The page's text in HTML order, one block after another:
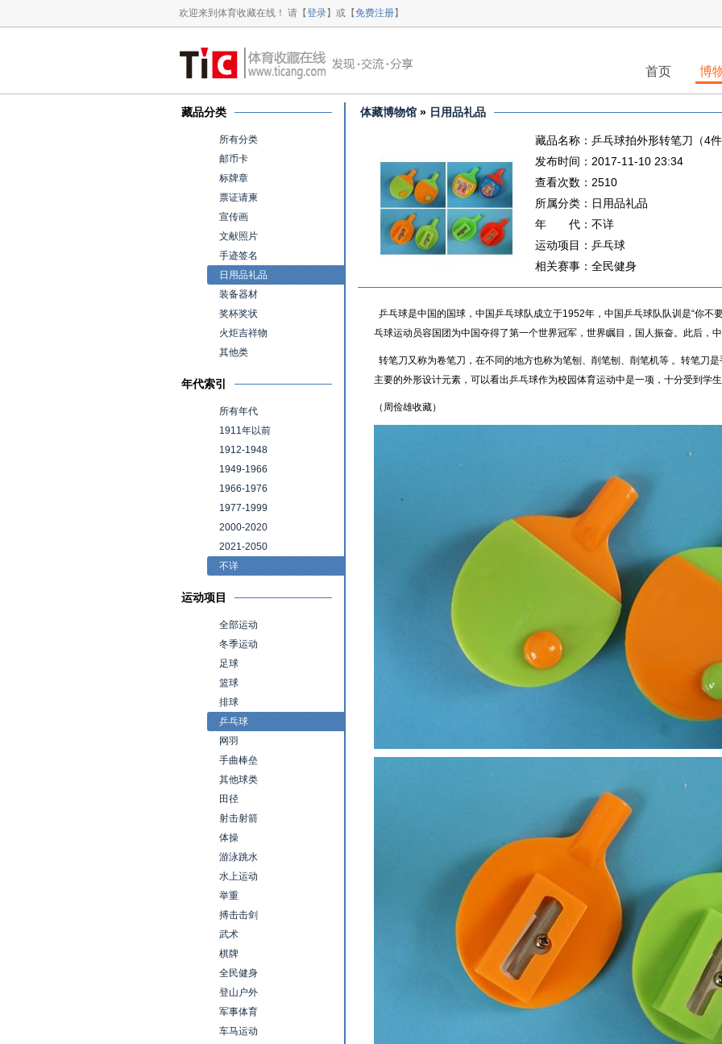
欢迎来到体育收藏在线！ 请【登录】或【免费注册】
首页 博
藏品分类
所有分类
邮币卡
标牌章
票证请柬
宣传画
文献照片
手迹签名
日用品礼品
装备器材
奖杯奖状
火炬吉祥物
其他类
年代索引
所有年代
1911年以前
1912-1948
1949-1966
1966-1976
1977-1999
2000-2020
2021-2050
不详
运动项目
全部运动
冬季运动
足球
篮球
排球
乒乓球
网羽
手曲棒垒
其他球类
田径
射击射箭
体操
游泳跳水
水上运动
举重
搏击击剑
武术
棋牌
全民健身
登山户外
军事体育
车马运动
体藏博物馆 » 日用品礼品
藏品名称：乒乓球拍外形转笔刀（4
发布时间：2017-11-10 23:34
查看次数：2510
所属分类：日用品礼品
年 代：不详
运动项目：乒乓球
相关赛事：全民健身
乒乓球是中国的国球，中国乒乓球队成立于1952年，中国乒乓球队队训是“你不
乓球运动员容国团为中国夺得了第一个世界冠军，世界瞩目，国人振奋。此后，
转笔刀又称为卷笔刀，在不同的地方也称为笔刨、削笔刨、削笔机等 。转笔刀
主要的外形设计元素，可以看出乒乓球作为校园体育运动中是一项，十分受到学
（周俭雄收藏）